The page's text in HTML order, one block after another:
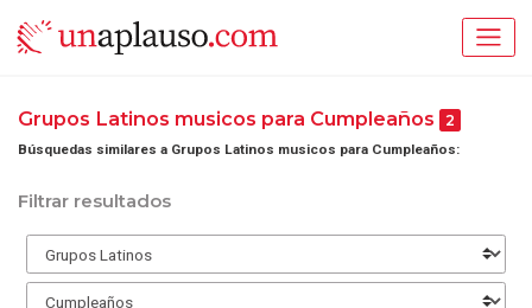
Grupos Latinos musicos para Cumpleaños 2
Búsquedas similares a Grupos Latinos musicos para Cumpleaños:
Filtrar resultados